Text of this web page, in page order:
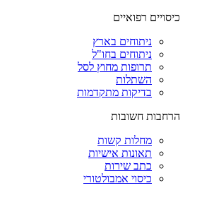
כיסויים רפואיים
ניתוחים בארץ
ניתוחים בחו"ל
תרופות מחוץ לסל
השתלות
בדיקות מתקדמות
הרחבות חשובות
מחלות קשות
תאונות אישיות
כתב שירות
כיסוי אמבולטורי